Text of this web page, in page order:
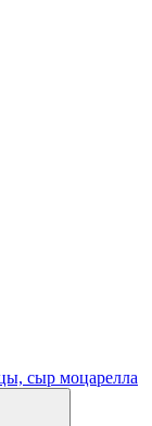
сыр моцарелла